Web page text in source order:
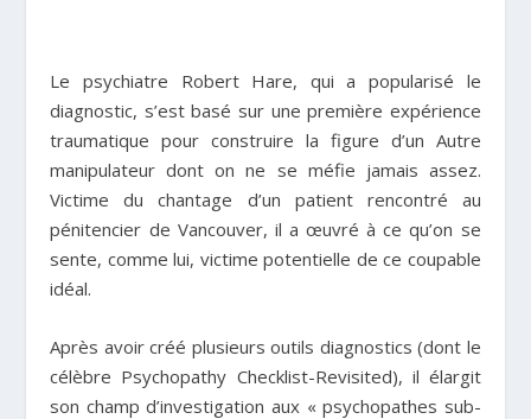
Le psychiatre Robert Hare, qui a popularisé le
diagnostic, s’est basé sur une première expérience
traumatique pour construire la figure d’un Autre
manipulateur dont on ne se méfie jamais assez.
Victime du chantage d’un patient rencontré au
pénitencier de Vancouver, il a œuvré à ce qu’on se
sente, comme lui, victime potentielle de ce coupable
idéal.
Après avoir créé plusieurs outils diagnostics (dont le
célèbre Psychopathy Checklist-Revisited), il élargit
son champ d’investigation aux « psychopathes sub-